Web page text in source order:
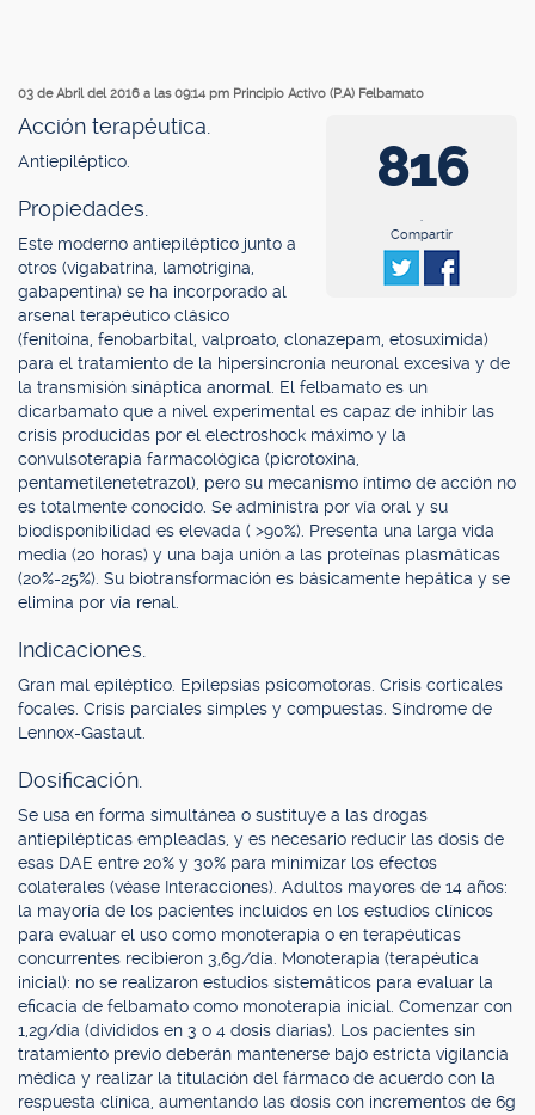
03 de Abril del 2016 a las 09:14 pm Principio Activo (P.A) Felbamato
816
.
Compartir
Acción terapéutica.
Antiepiléptico.
Propiedades.
Este moderno antiepiléptico junto a
otros (vigabatrina, lamotrigina,
gabapentina) se ha incorporado al
arsenal terapéutico clásico
(fenitoína, fenobarbital, valproato, clonazepam, etosuximida)
para el tratamiento de la hipersincronía neuronal excesiva y de
la transmisión sináptica anormal. El felbamato es un
dicarbamato que a nivel experimental es capaz de inhibir las
crisis producidas por el electroshock máximo y la
convulsoterapia farmacológica (picrotoxina,
pentametilenetetrazol), pero su mecanismo íntimo de acción no
es totalmente conocido. Se administra por vía oral y su
biodisponibilidad es elevada ( >90%). Presenta una larga vida
media (20 horas) y una baja unión a las proteínas plasmáticas
(20%-25%). Su biotransformación es básicamente hepática y se
elimina por vía renal.
Indicaciones.
Gran mal epiléptico. Epilepsias psicomotoras. Crisis corticales
focales. Crisis parciales simples y compuestas. Síndrome de
Lennox-Gastaut.
Dosificación.
Se usa en forma simultánea o sustituye a las drogas
antiepilépticas empleadas, y es necesario reducir las dosis de
esas DAE entre 20% y 30% para minimizar los efectos
colaterales (véase Interacciones). Adultos mayores de 14 años:
la mayoría de los pacientes incluidos en los estudios clínicos
para evaluar el uso como monoterapia o en terapéuticas
concurrentes recibieron 3,6g/día. Monoterapia (terapéutica
inicial): no se realizaron estudios sistemáticos para evaluar la
eficacia de felbamato como monoterapia inicial. Comenzar con
1,2g/día (divididos en 3 o 4 dosis diarias). Los pacientes sin
tratamiento previo deberán mantenerse bajo estricta vigilancia
médica y realizar la titulación del fármaco de acuerdo con la
respuesta clínica, aumentando las dosis con incrementos de 6g